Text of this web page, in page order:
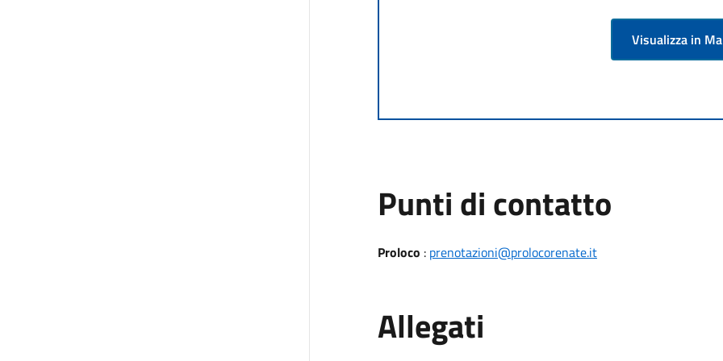
Visualizza in
Punti di contatto
Proloco : prenotazioni@prolocorenate.it
Allegati